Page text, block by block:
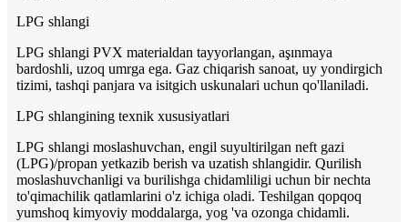
LPG shlangi
LPG shlangi PVX materialdan tayyorlangan, aşınmaya
bardoshli, uzoq umrga ega. Gaz chiqarish sanoat, uy yondirgich
tizimi, tashqi panjara va isitgich uskunalari uchun qo'llaniladi.
LPG shlangining texnik xususiyatlari
LPG shlangi moslashuvchan, engil suyultirilgan neft gazi
(LPG)/propan yetkazib berish va uzatish shlangidir. Qurilish
moslashuvchanligi va burilishga chidamliligi uchun bir nechta
to'qimachilik qatlamlarini o'z ichiga oladi. Teshilgan qopqoq
yumshoq kimyoviy moddalarga, yog 'va ozonga chidamli.